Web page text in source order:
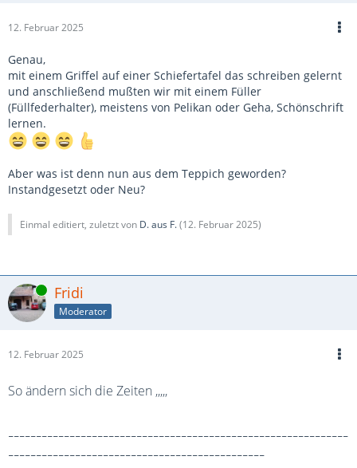
12. Februar 2025
Genau,
mit einem Griffel auf einer Schiefertafel das schreiben gelernt
und anschließend mußten wir mit einem Füller
(Füllfederhalter), meistens von Pelikan oder Geha, Schönschrift
lernen.
Aber was ist denn nun aus dem Teppich geworden?
Instandgesetzt oder Neu?
Einmal editiert, zuletzt von D. aus F.(12. Februar 2025)
Online Fridi
Moderator
12. Februar 2025
So ändern sich die Zeiten ,,,,,
-------------------------------------------------------------
----------------------------------------------